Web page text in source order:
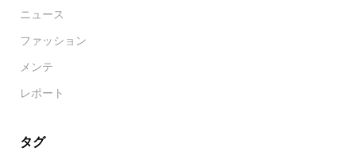
ニュース
ファッション
メンテ
レポート
タグ